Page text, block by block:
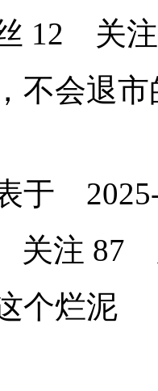
12 关
不会退市
2025-
关注 87
个烂泥